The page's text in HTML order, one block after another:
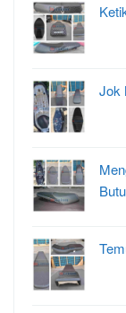
Jok